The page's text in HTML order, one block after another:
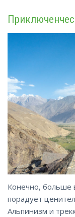
Конечно, больше
порадует
Альпинизм и